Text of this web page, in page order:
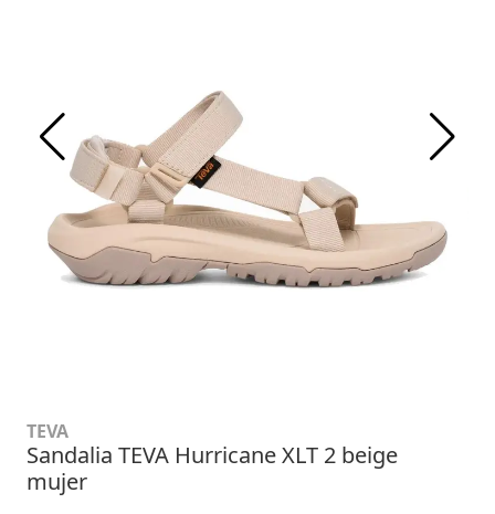
TEVA
Sandalia TEVA Hurricane XLT 2 beige
mujer